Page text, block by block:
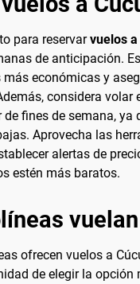
para reservarvuelos a
de anticipación.
económicas y
considera volar
de fines de semana, ya
Aprovecha las
alertas de
estén más baratos.
ofrecen vuelos a
de elegir la opción